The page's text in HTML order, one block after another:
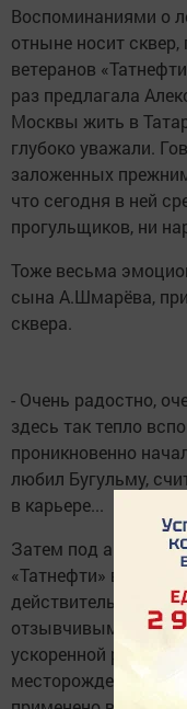
Воспоминаниями о
отныне носит
ветеранов
раз предлагала
Москвы жить в
глубоко уважали.
заложенных
что сегодня в ней
прогульщиков, ни
Тоже весьма
сына А.Шмарёва,
сквера.
- Очень радостно,
здесь так тепло
проникновенно
любил Бугульму,
в карьере...
Затем под
«Татнефти»
действительно, был
отзывчивым. С
ускоренной
месторождения,